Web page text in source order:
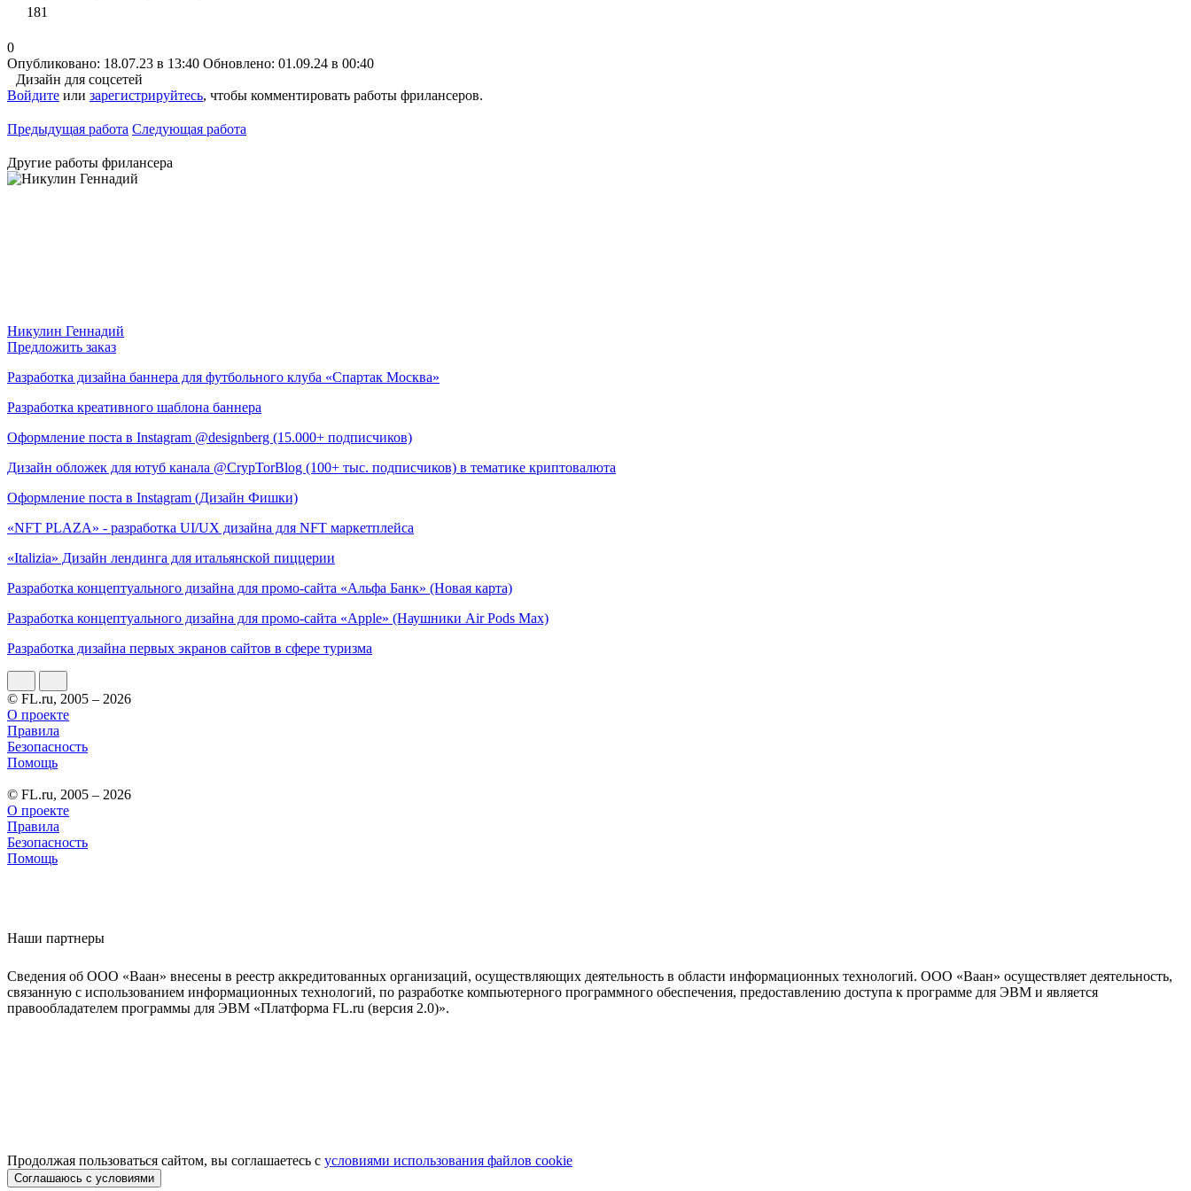
181
0
Опубликовано: 18.07.23 в 13:40 Обновлено: 01.09.24 в 00:40
Дизайн для соцсетей
Войдите или зарегистрируйтесь, чтобы комментировать работы фрилансеров.
Предыдущая работа Следующая работа
Другие работы фрилансера
Никулин Геннадий
Предложить заказ
Разработка дизайна баннера для футбольного клуба «Спартак Москва»
Разработка креативного шаблона баннера
Оформление поста в Instagram @designberg (15.000+ подписчиков)
Дизайн обложек для ютуб канала @CrypTorBlog (100+ тыс. подписчиков) в тематике криптовалюта
Оформление поста в Instagram (Дизайн Фишки)
«NFT PLAZA» - разработка UI/UX дизайна для NFT маркетплейса
«Italizia» Дизайн лендинга для итальянской пиццерии
Разработка концептуального дизайна для промо-сайта «Альфа Банк» (Новая карта)
Разработка концептуального дизайна для промо-сайта «Apple» (Наушники Air Pods Max)
Разработка дизайна первых экранов сайтов в сфере туризма
© FL.ru, 2005 – 2026
О проекте
Правила
Безопасность
Помощь
© FL.ru, 2005 – 2026
О проекте
Правила
Безопасность
Помощь
Наши партнеры
Сведения об ООО «Ваан» внесены в реестр аккредитованных организаций, осуществляющих деятельность в области информационных технологий. ООО «Ваан» осуществляет деятельность,
связанную с использованием информационных технологий, по разработке компьютерного программного обеспечения, предоставлению доступа к программе для ЭВМ и является
правообладателем программы для ЭВМ «Платформа FL.ru (версия 2.0)».
Продолжая пользоваться сайтом, вы соглашаетесь с условиями использования файлов cookie
Соглашаюсь с условиями